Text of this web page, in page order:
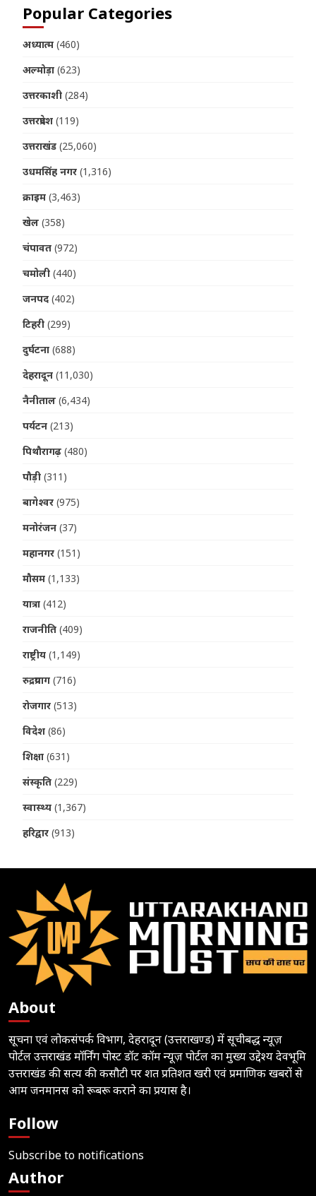
Popular Categories
अध्यात्म (460)
अल्मोड़ा (623)
उत्तरकाशी (284)
उत्तरप्रदेश (119)
उत्तराखंड (25,060)
उधमसिंह नगर (1,316)
क्राइम (3,463)
खेल (358)
चंपावत (972)
चमोली (440)
जनपद (402)
टिहरी (299)
दुर्घटना (688)
देहरादून (11,030)
नैनीताल (6,434)
पर्यटन (213)
पिथौरागढ़ (480)
पौड़ी (311)
बागेश्वर (975)
मनोरंजन (37)
महानगर (151)
मौसम (1,133)
यात्रा (412)
राजनीति (409)
राष्ट्रीय (1,149)
रुद्रप्रयाग (716)
रोजगार (513)
विदेश (86)
शिक्षा (631)
संस्कृति (229)
स्वास्थ्य (1,367)
हरिद्वार (913)
About
सूचना एवं लोकसंपर्क विभाग, देहरादून (उत्तराखण्ड) में सूचीबद्ध न्यूज़
पोर्टल उत्तराखंड मॉर्निंग पोस्ट डॉट कॉम न्यूज़ पोर्टल का मुख्य उद्देश्य देवभूमि
उत्तराखंड की सत्य की कसौटी पर शत प्रतिशत खरी एवं प्रमाणिक खबरों से
आम जनमानस को रूबरू कराने का प्रयास है।
Follow
Subscribe to notifications
Author